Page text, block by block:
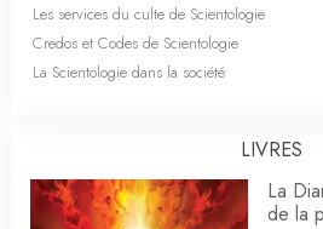
Les services du culte de Scientologie
Credos et Codes de Scientologie
La Scientologie dans la société
LIVRES
La
de la